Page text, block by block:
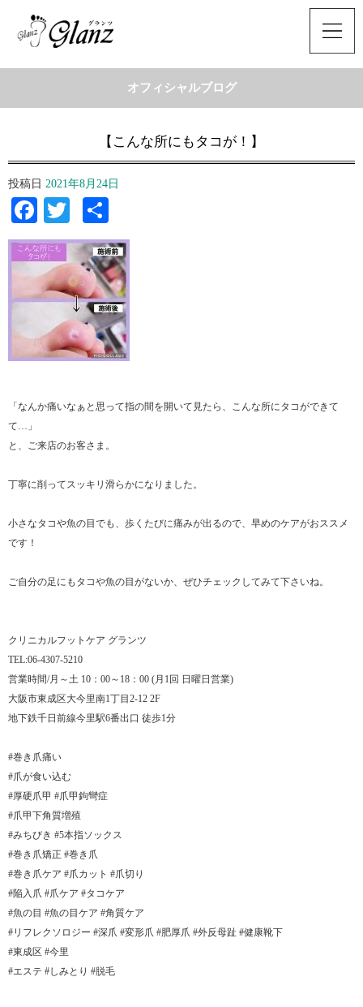
オフィシャルブログ
【こんな所にもタコが！】
投稿日 2021年8月24日
Facebook
Twitter
有
「なんか痛いなぁと思って指の間を開いて見たら、こんな所にタコができて
て…」
と、ご来店のお客さま。
丁寧に削ってスッキリ滑らかになりました。
小さなタコや魚の目でも、歩くたびに痛みが出るので、早めのケアがおススメ
です！
ご自分の足にもタコや魚の目がないか、ぜひチェックしてみて下さいね。
クリニカルフットケア グランツ
TEL:06-4307-5210
営業時間/月～土 10：00～18：00 (月1回 日曜日営業)
大阪市東成区大今里南1丁目2-12 2F
地下鉄千日前線今里駅6番出口 徒歩1分
#巻き爪痛い
#爪が食い込む
#厚硬爪甲 #爪甲鉤彎症
#爪甲下角質増殖
#みちびき #5本指ソックス
#巻き爪矯正 #巻き爪
#巻き爪ケア #爪カット #爪切り
#陥入爪 #爪ケア #タコケア
#魚の目 #魚の目ケア #角質ケア
#リフレクソロジー #深爪 #変形爪 #肥厚爪 #外反母趾 #健康靴下
#東成区 #今里
#エステ #しみとり #脱毛